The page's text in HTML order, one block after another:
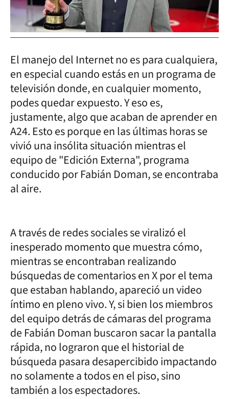
El manejo del Internet no es para cualquiera,
en especial cuando estás en un programa de
televisión donde, en cualquier momento,
podes quedar expuesto. Y eso es,
justamente, algo que acaban de aprender en
A24. Esto es porque en las últimas horas se
vivió una insólita situación mientras el
equipo de "Edición Externa", programa
conducido por Fabián Doman, se encontraba
al aire.
A través de redes sociales se viralizó el
inesperado momento que muestra cómo,
mientras se encontraban realizando
búsquedas de comentarios en X por el tema
que estaban hablando, apareció un video
íntimo en pleno vivo. Y, si bien los miembros
del equipo detrás de cámaras del programa
de Fabián Doman buscaron sacar la pantalla
rápida, no lograron que el historial de
búsqueda pasara desapercibido impactando
no solamente a todos en el piso, sino
también a los espectadores.